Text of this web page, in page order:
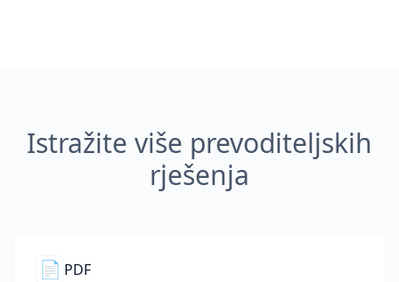
Istražite više prevoditeljskih
rješenja
📄 PDF